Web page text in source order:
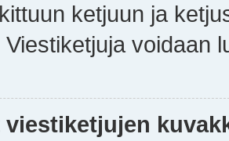
ketjuun ja
Viestiketjuja voidaan
viestiketjujen